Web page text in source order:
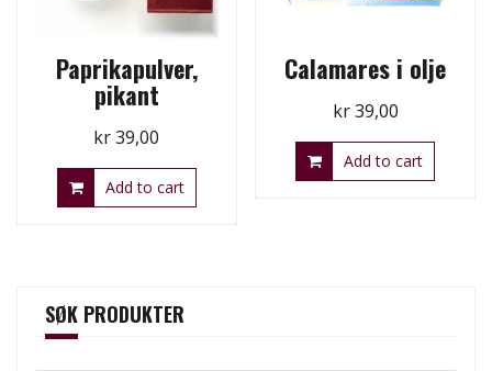
Paprikapulver,
pikant
kr39,00
Add to cart
Calamares i olje
kr39,00
Add to cart
SØK PRODUKTER